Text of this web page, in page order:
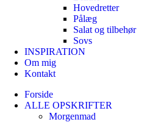
Hovedretter
Pålæg
Salat og tilbehør
Sovs
INSPIRATION
Om mig
Kontakt
Forside
ALLE OPSKRIFTER
Morgenmad